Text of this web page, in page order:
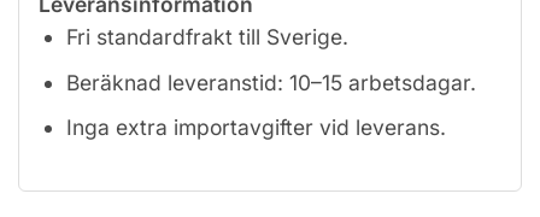
Fri standardfrakt till Sverige.
Beräknad leveranstid: 10–15 arbetsdagar.
Inga extra importavgifter vid leverans.